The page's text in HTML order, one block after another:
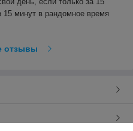
15 минут в рандомное время
отзывы